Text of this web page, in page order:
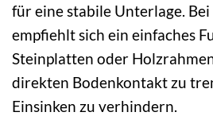
für eine stabile Unterlage.
empfiehlt sich ein einfaches
Steinplatten oder
direkten Bodenkontakt zu
Einsinken zu verhindern.